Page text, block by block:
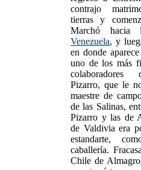
contrajo
tierras y
Marchó hacia
Venezuela, y
en donde
uno de los más
colaboradores
Pizarro, que le
maestre de
de las Salinas,
Pizarro y las de
de Valdivia era
estandarte,
caballería.
Chile de